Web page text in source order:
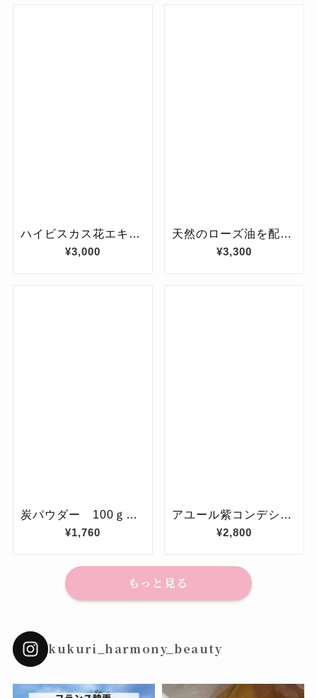
もっと見る
kukuri_harmony_beauty